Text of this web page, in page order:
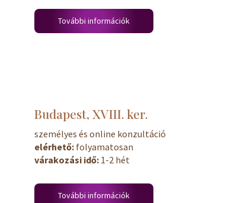
További információk
Budapest, XVIII. ker.
személyes és online konzultáció
elérhető: folyamatosan
várakozási idő: 1-2 hét
További információk